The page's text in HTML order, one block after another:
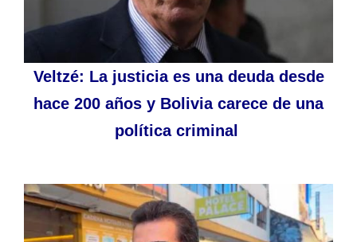
Veltzé: La justicia es una deuda desde
hace 200 años y Bolivia carece de una
política criminal